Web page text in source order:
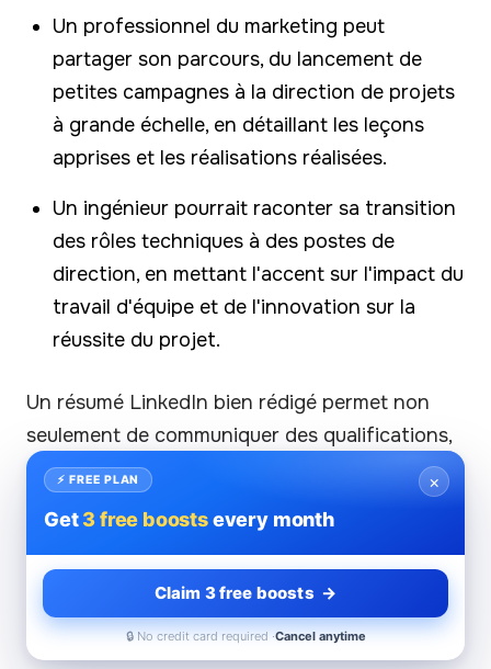
Un professionnel du marketing peut
partager son parcours, du lancement de
petites campagnes à la direction de projets
à grande échelle, en détaillant les leçons
apprises et les réalisations réalisées.
Un ingénieur pourrait raconter sa transition
des rôles techniques à des postes de
direction, en mettant l'accent sur l'impact du
travail d'équipe et de l'innovation sur la
réussite du projet.
Un résumé LinkedIn bien rédigé permet non
seulement de communiquer des qualifications,
mais aussi de relier des expériences qui
trouvent un écho auprès des lecteurs. Des
éléments narratifs attrayants donnent vie à
votre profil et vous permettent de vous
démarquer dans un paysage concurrentiel.
×
⚡ FREE PLAN
Get3 free boostsevery month
Claim 3 free boosts →
🔒 No credit card required ·Cancel anytime